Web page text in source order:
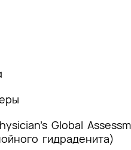
Global
гидраденита)